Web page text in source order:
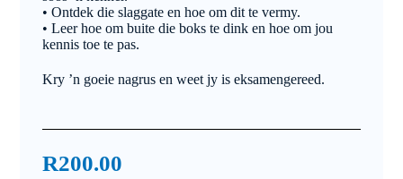
• Ontdek die slaggate en hoe om dit te vermy.
• Leer hoe om buite die boks te dink en hoe om jou
kennis toe te pas.
Kry ’n goeie nagrus en weet jy is eksamengereed.
R200.00